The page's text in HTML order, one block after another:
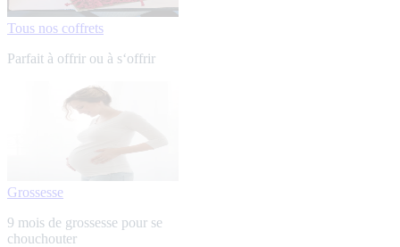
Tous nos coffrets
Parfait à offrir ou à s‘offrir
Grossesse
9 mois de grossesse pour se
chouchouter